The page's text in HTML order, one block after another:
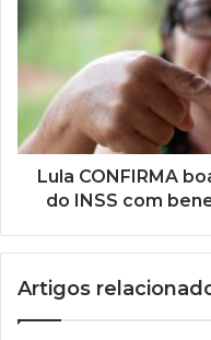
notícia
para
aposentados
do
INSS
com
benefício
EXTRA
antecipado
Lula CONFIRMA
do INSS com
Artigos